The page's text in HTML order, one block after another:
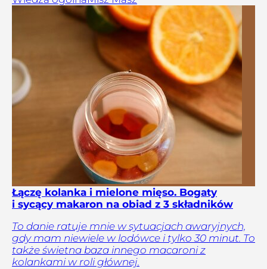
Łączę kolanka i mielone mięso. Bogaty
i sycący makaron na obiad z 3 składników
To danie ratuje mnie w sytuacjach awaryjnych,
gdy mam niewiele w lodówce i tylko 30 minut. To
także świetna baza innego macaroni z
kolankami w roli głównej.